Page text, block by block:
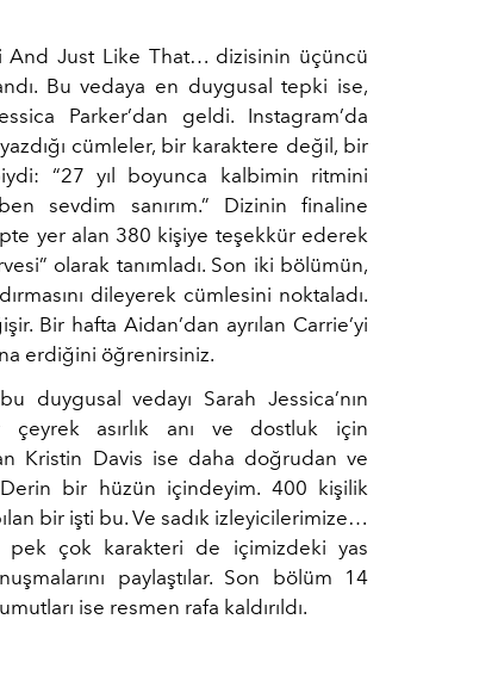
And Just Like That… dizisinin üçüncü
Bu vedaya en duygusal tepki ise,
Parker’dan geldi. Instagram’da
cümleler, bir karaktere değil, bir
“27 yıl boyunca kalbimin ritmini
sevdim sanırım.” Dizinin finaline
yer alan 380 kişiye teşekkür ederek
olarak tanımladı. Son iki bölümün,
dileyerek cümlesini noktaladı.
Bir hafta Aidan’dan ayrılan Carrie’yi
erdiğini öğrenirsiniz.
duygusal vedayı Sarah Jessica’nın
çeyrek asırlık anı ve dostluk için
Kristin Davis ise daha doğrudan ve
bir hüzün içindeyim. 400 kişilik
bir işti bu. Ve sadık izleyicilerimize…
pek çok karakteri de içimizdeki yas
paylaştılar. Son bölüm 14
ise resmen rafa kaldırıldı.